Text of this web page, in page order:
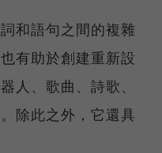
和語句之間的複雜
有助於創建重新設
人、歌曲、詩歌、
除此之外，它還具